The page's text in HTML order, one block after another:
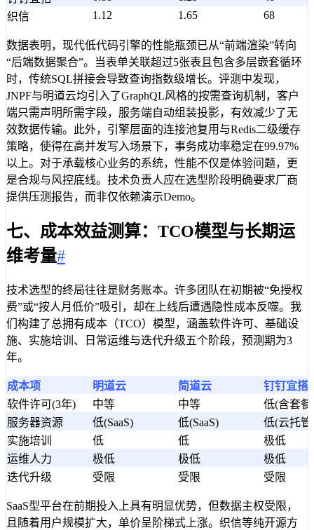
织信
1.12 1.65 68
数据表明，现代低代码引擎的性能瓶颈已从“前端渲染”转向
“后端数据聚合”。当表单关联超过5张表且包含多层嵌套循环
时，传统SQL拼接会导致查询指数级增长。评测中发现，
JNPF与明道云均引入了GraphQL风格的按需查询机制，客户
端只需声明所需字段，服务端自动组装投影，有效减少了无
效数据传输。此外，引擎层面的连接池复用与Redis二级缓存
策略，使得在高并发写入场景下，事务成功率稳定在99.97%
以上。对于承载核心业务的系统，性能不仅是体验问题，更
是合规与风控底线。技术负责人应在选型阶段明确要求厂商
提供压测报告，而非仅依赖演示Demo。
七、成本效益测算：TCO模型与长期运
维考量#
技术选型的终局往往是财务账本。许多团队在初期被“免授权
费”或“按人月低价”吸引，却在上线后遭遇隐性成本反噬。我
们构建了总拥有成本（TCO）模型，涵盖软件许可、基础设
施、实施培训、日常运维与迭代升级五个阶段，预测期为3
年。
成本项 明道云 简道云
钉钉宜搭
软件许可(3年)
中等 中等
低(含套餐
服务器资源
低(SaaS) 低(SaaS)
低(云托管
实施培训
低 低
极低
运维人力
极低 极低
极低
迭代升级
受限 受限 受限
SaaS型平台在前期投入上具有明显优势，但数据主权受限，
且随着用户规模扩大，单价呈阶梯式上涨。织信等纯开源方